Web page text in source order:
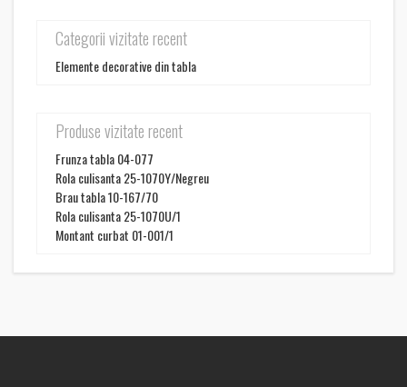
Categorii vizitate recent
Elemente decorative din tabla
Produse vizitate recent
Frunza tabla 04-077
Rola culisanta 25-1070Y/Negreu
Brau tabla 10-167/70
Rola culisanta 25-1070U/1
Montant curbat 01-001/1